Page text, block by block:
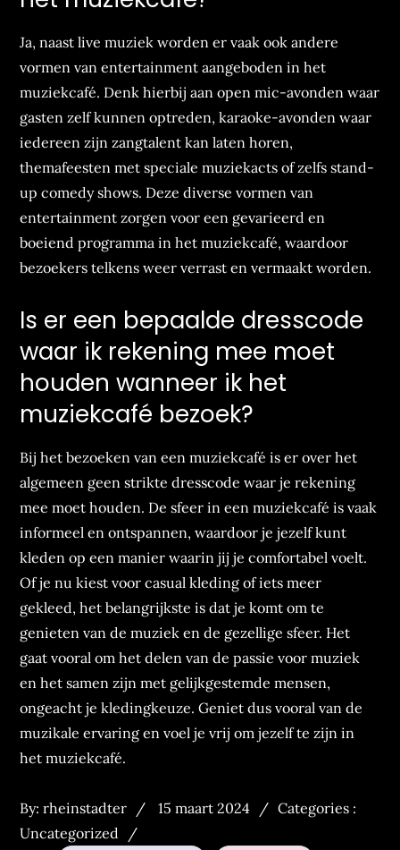
Ja, naast live muziek worden er vaak ook andere
vormen van entertainment aangeboden in het
muziekcafé. Denk hierbij aan open mic-avonden waar
gasten zelf kunnen optreden, karaoke-avonden waar
iedereen zijn zangtalent kan laten horen,
themafeesten met speciale muziekacts of zelfs stand-
up comedy shows. Deze diverse vormen van
entertainment zorgen voor een gevarieerd en
boeiend programma in het muziekcafé, waardoor
bezoekers telkens weer verrast en vermaakt worden.
Is er een bepaalde dresscode
waar ik rekening mee moet
houden wanneer ik het
muziekcafé bezoek?
Bij het bezoeken van een muziekcafé is er over het
algemeen geen strikte dresscode waar je rekening
mee moet houden. De sfeer in een muziekcafé is vaak
informeel en ontspannen, waardoor je jezelf kunt
kleden op een manier waarin jij je comfortabel voelt.
Of je nu kiest voor casual kleding of iets meer
gekleed, het belangrijkste is dat je komt om te
genieten van de muziek en de gezellige sfeer. Het
gaat vooral om het delen van de passie voor muziek
en het samen zijn met gelijkgestemde mensen,
ongeacht je kledingkeuze. Geniet dus vooral van de
muzikale ervaring en voel je vrij om jezelf te zijn in
het muziekcafé.
By:rheinstadter
Posted
15 maart 2024
Categories
Categories :
Uncategorized